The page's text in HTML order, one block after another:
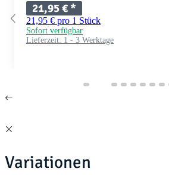
21,95 €*
21,95 € pro 1 Stück
Sofort verfügbar
Lieferzeit: 1 - 3 Werktage
Variationen